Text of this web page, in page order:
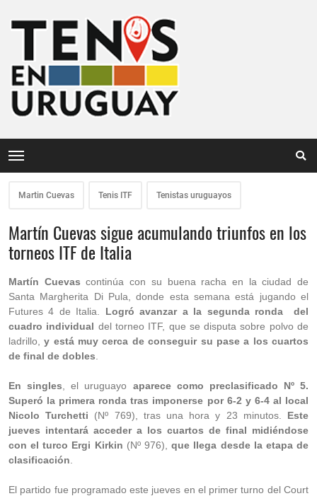
Martin Cuevas Tenis ITF Tenistas uruguayos
Martín Cuevas sigue acumulando triunfos en los
torneos ITF de Italia
Martín Cuevas continúa con su buena racha en la ciudad de
Santa Margherita Di Pula, donde esta semana está jugando el
Futures 4 de Italia. Logró avanzar a la segunda ronda del
cuadro individual del torneo ITF, que se disputa sobre polvo de
ladrillo,y está muy cerca de conseguir su pase a los cuartos
de final de dobles
En singles , el uruguayo aparece como preclasificado Nº 5.
Superó la primera ronda tras imponerse por 6-2 y 6-4 al local
Nicolo Turchetti (Nº 769), tras una hora y 23 minutos. Este
jueves intentará acceder a los cuartos de final midiéndose
con el turco Ergi Kirkin (Nº 976),que llega desde la etapa de
clasificación
El partido fue programado este jueves en el primer turno del Court